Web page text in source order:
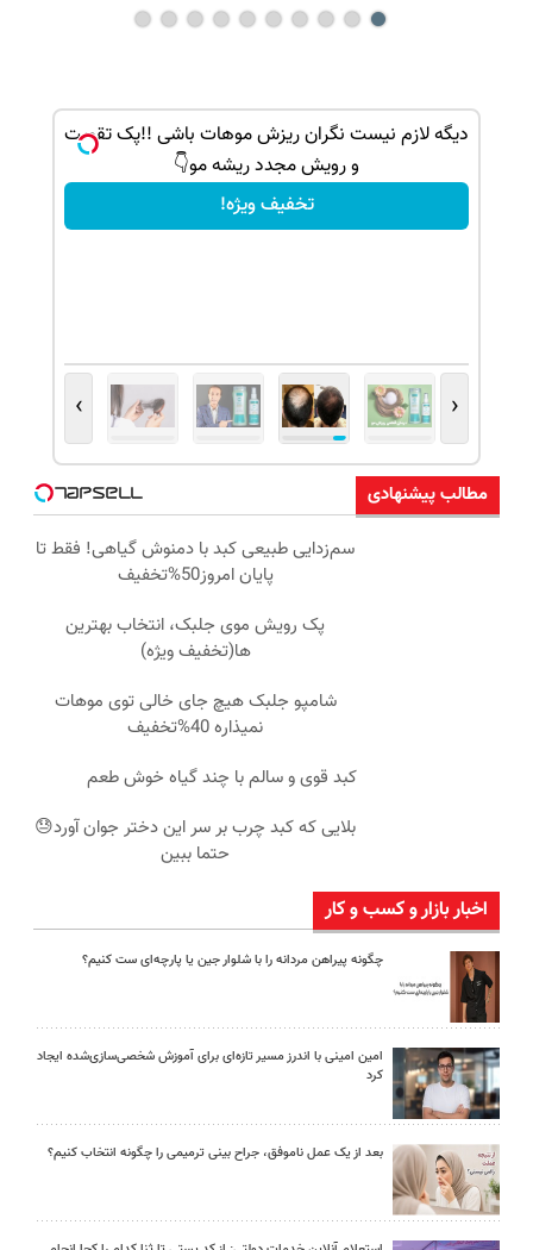
دیگه لازم نیست نگران ریزش موهات باشی !!پک تقویت
و رویش مجدد ریشه مو👇
تخفیف ویژه!
‹
›
مطالب پیشنهادی
سم‌زدایی طبیعی کبد با دمنوش گیاهی! فقط تا
پایان امروز50%تخفیف
پک رویش موی جلبک، انتخاب بهترین
ها(تخفیف ویژه)
شامپو جلبک هیچ جای خالی توی موهات
نمیذاره 40%تخفیف
کبد قوی و سالم با چند گیاه خوش طعم
بلایی که کبد چرب بر سر این دختر جوان آورد😓
حتما ببین
اخبار بازار و کسب و کار
چگونه پیراهن مردانه را با شلوار جین یا پارچه‌ای ست کنیم؟
امین امینی با اندرز مسیر تازه‌ای برای آموزش شخصی‌سازی‌شده ایجاد
کرد
بعد از یک عمل ناموفق، جراح بینی ترمیمی را چگونه انتخاب کنیم؟